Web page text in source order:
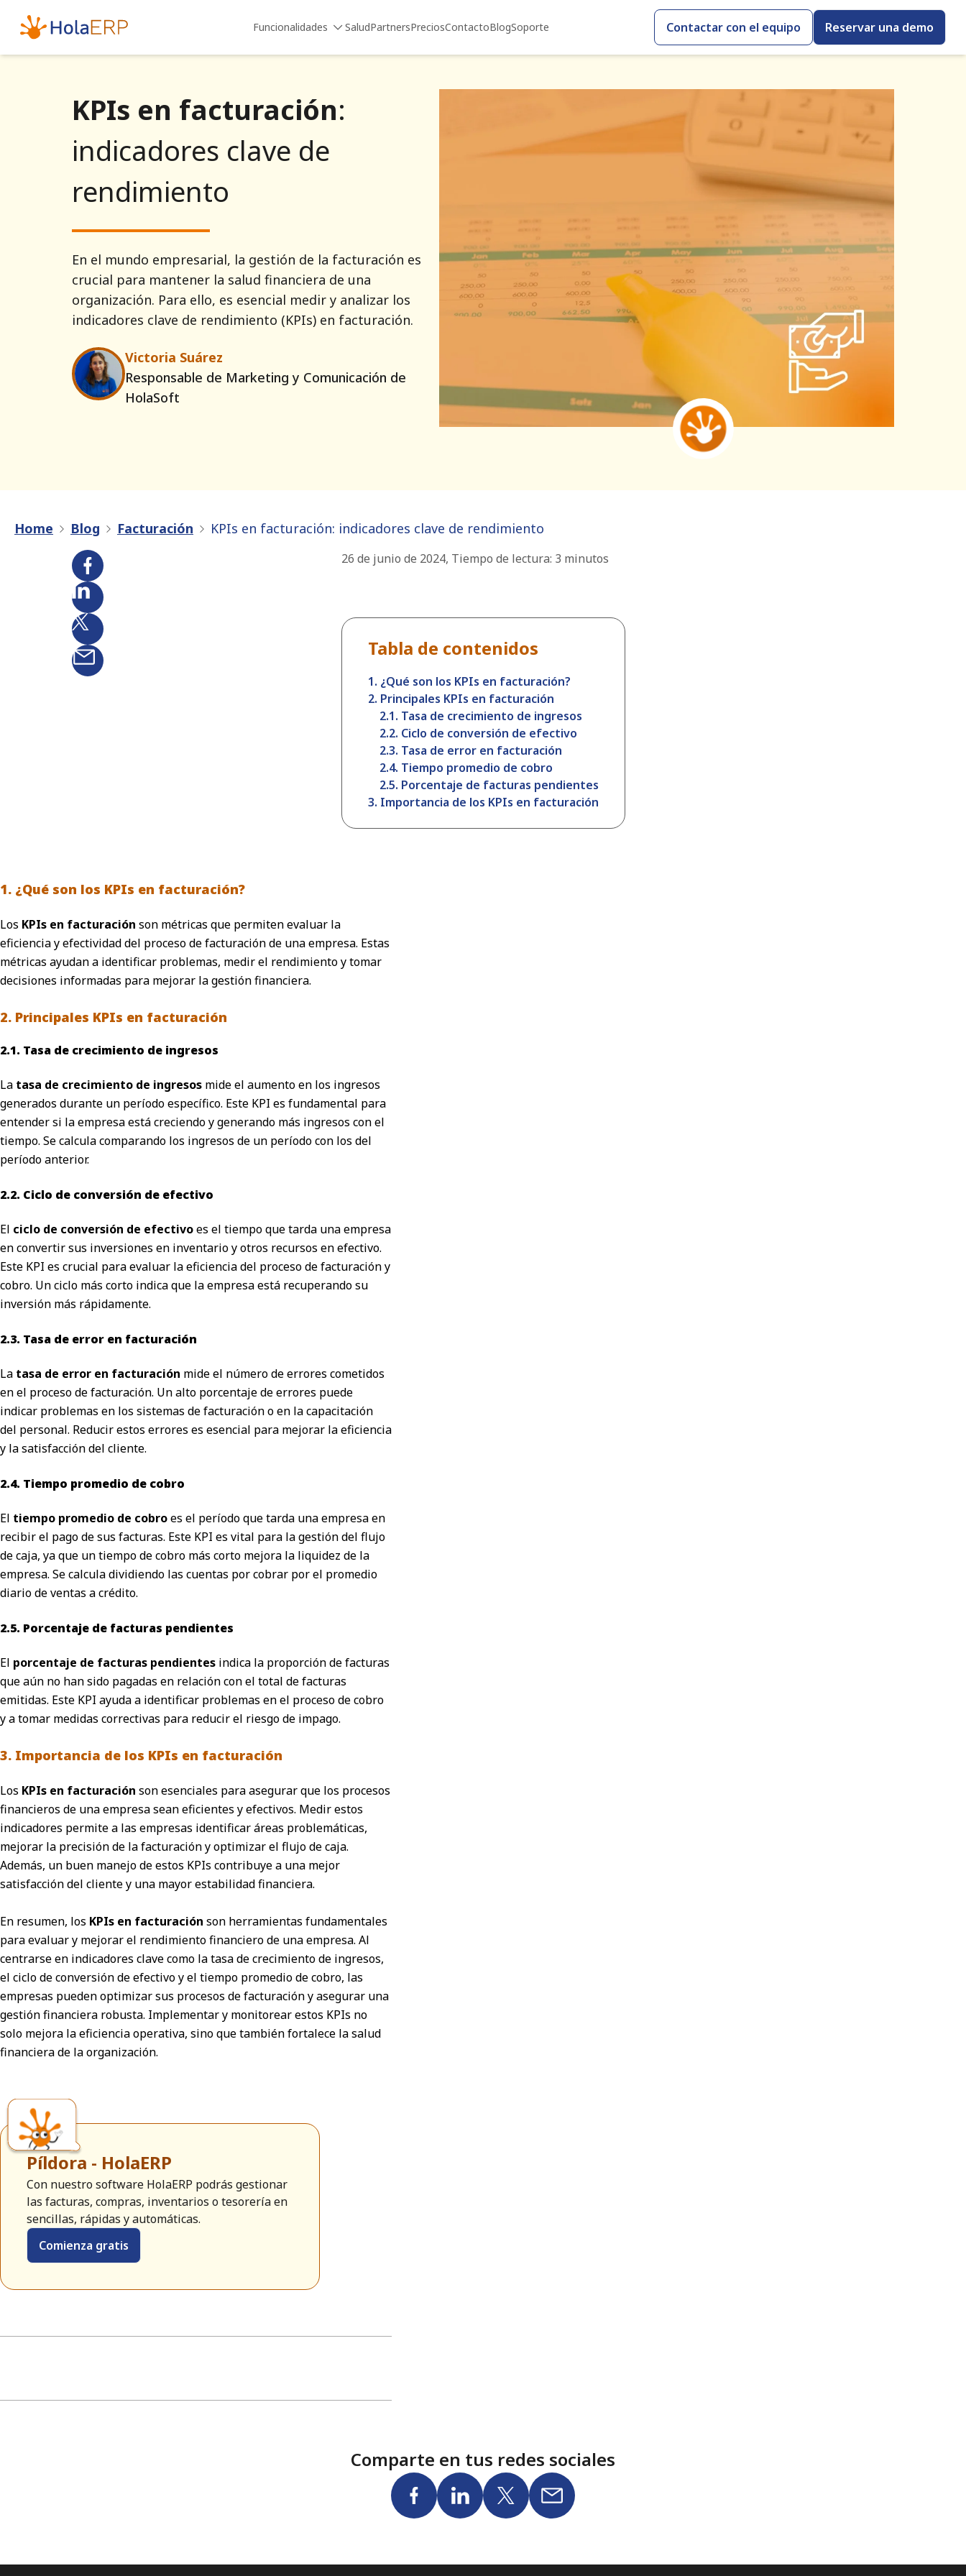
Funcionalidades SaludPartnersPreciosContactoBlogSoporte Contactar con el equipo Reservar una demo
KPIs en facturación:
indicadores clave de
rendimiento
En el mundo empresarial, la gestión de la facturación es
crucial para mantener la salud financiera de una
organización. Para ello, es esencial medir y analizar los
indicadores clave de rendimiento (KPIs) en facturación.
Victoria Suárez
Responsable de Marketing y Comunicación de
HolaSoft
Home Blog Facturación KPIs en facturación: indicadores clave de rendimiento
26 de junio de 2024, Tiempo de lectura: 3 minutos
Tabla de contenidos
1. ¿Qué son los KPIs en facturación?
2. Principales KPIs en facturación
2.1. Tasa de crecimiento de ingresos
2.2. Ciclo de conversión de efectivo
2.3. Tasa de error en facturación
2.4. Tiempo promedio de cobro
2.5. Porcentaje de facturas pendientes
3. Importancia de los KPIs en facturación
1. ¿Qué son los KPIs en facturación?
Los KPIs en facturación son métricas que permiten evaluar la
eficiencia y efectividad del proceso de facturación de una empresa. Estas
métricas ayudan a identificar problemas, medir el rendimiento y tomar
decisiones informadas para mejorar la gestión financiera.
2. Principales KPIs en facturación
2.1. Tasa de crecimiento de ingresos
La tasa de crecimiento de ingresos mide el aumento en los ingresos
generados durante un período específico. Este KPI es fundamental para
entender si la empresa está creciendo y generando más ingresos con el
tiempo. Se calcula comparando los ingresos de un período con los del
período anterior.
2.2. Ciclo de conversión de efectivo
El ciclo de conversión de efectivoes el tiempo que tarda una empresa
en convertir sus inversiones en inventario y otros recursos en efectivo.
Este KPI es crucial para evaluar la eficiencia del proceso de facturación y
cobro. Un ciclo más corto indica que la empresa está recuperando su
inversión más rápidamente.
2.3. Tasa de error en facturación
La tasa de error en facturación mide el número de errores cometidos
en el proceso de facturación. Un alto porcentaje de errores puede
indicar problemas en los sistemas de facturación o en la capacitación
del personal. Reducir estos errores es esencial para mejorar la eficiencia
y la satisfacción del cliente.
2.4. Tiempo promedio de cobro
El tiempo promedio de cobroes el período que tarda una empresa en
recibir el pago de sus facturas. Este KPI es vital para la gestión del flujo
de caja, ya que un tiempo de cobro más corto mejora la liquidez de la
empresa. Se calcula dividiendo las cuentas por cobrar por el promedio
diario de ventas a crédito.
2.5. Porcentaje de facturas pendientes
El porcentaje de facturas pendientes indica la proporción de facturas
que aún no han sido pagadas en relación con el total de facturas
emitidas. Este KPI ayuda a identificar problemas en el proceso de cobro
y a tomar medidas correctivas para reducir el riesgo de impago.
3. Importancia de los KPIs en facturación
Los KPIs en facturación son esenciales para asegurar que los procesos
financieros de una empresa sean eficientes y efectivos. Medir estos
indicadores permite a las empresas identificar áreas problemáticas,
mejorar la precisión de la facturación y optimizar el flujo de caja.
Además, un buen manejo de estos KPIs contribuye a una mejor
satisfacción del cliente y una mayor estabilidad financiera.
En resumen, los KPIs en facturación son herramientas fundamentales
para evaluar y mejorar el rendimiento financiero de una empresa. Al
centrarse en indicadores clave como la tasa de crecimiento de ingresos,
el ciclo de conversión de efectivo y el tiempo promedio de cobro, las
empresas pueden optimizar sus procesos de facturación y asegurar una
gestión financiera robusta. Implementar y monitorear estos KPIs no
solo mejora la eficiencia operativa, sino que también fortalece la salud
financiera de la organización.
Píldora - HolaERP
Con nuestro software HolaERP podrás gestionar
las facturas, compras, inventarios o tesorería en
sencillas, rápidas y automáticas.
Comienza gratis
Comparte en tus redes sociales